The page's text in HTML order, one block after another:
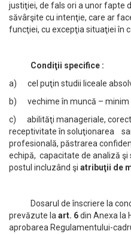
justiţiei, de fals ori a unor fapte
săvârşite cu intenţie, care ar
funcţiei, cu excepţia situaţiei
Condiţii specifice :
a) cel puţin studii liceale
b) vechime în muncă – minim
c) abilităţi manageriale,
receptivitate în soluţionarea
profesională, păstrarea
echipă, capacitate de analiză
postul incluzând şi atribuţii de
Dosarul de înscriere la
prevăzute la art. 6din Anexa la
aprobarea Regulamentului-